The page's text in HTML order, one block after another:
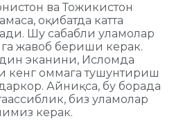
ва Тожикистон
оқибатда катта
Шу сабабли уламолар
жавоб бериши керак.
эканини, Исломда
кенг оммага тушунтириш
Айниқса, бу борада
биз уламолар
керак.